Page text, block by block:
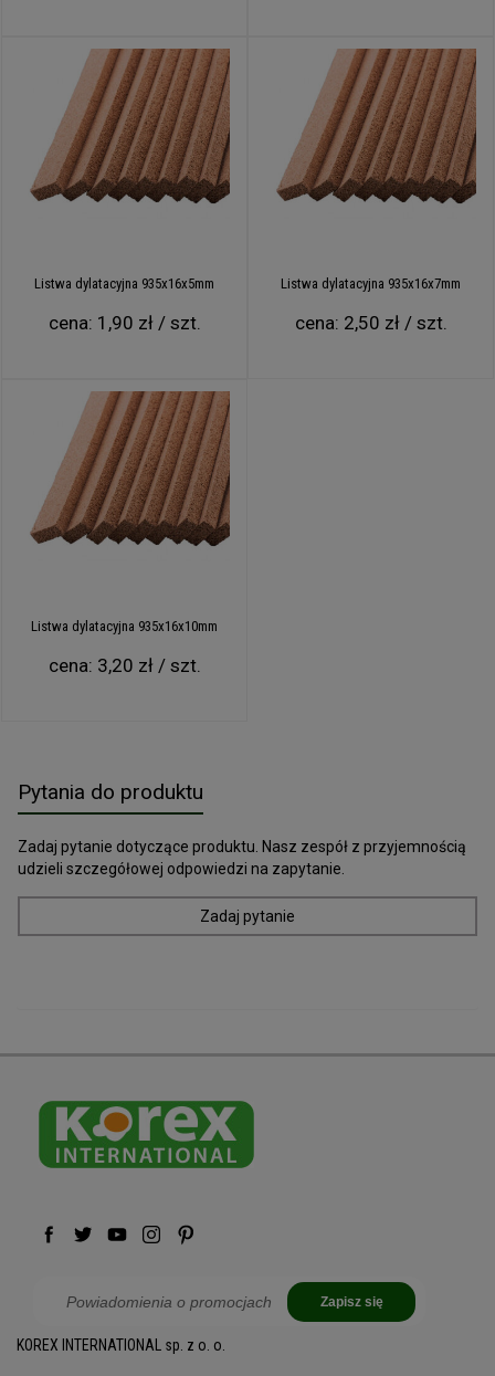
Listwa dylatacyjna 935x16x5mm
cena: 1,90 zł / szt.
Listwa dylatacyjna 935x16x7mm
cena: 2,50 zł / szt.
Listwa dylatacyjna 935x16x10mm
cena: 3,20 zł / szt.
Pytania do produktu
Zadaj pytanie dotyczące produktu. Nasz zespół z przyjemnością
udzieli szczegółowej odpowiedzi na zapytanie.
Zadaj pytanie
Zapisz się
KOREX INTERNATIONAL sp. z o. o.